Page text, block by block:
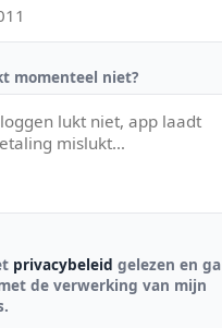
momenteel niet?
privacybeleid gelezen en ga
de verwerking van mijn